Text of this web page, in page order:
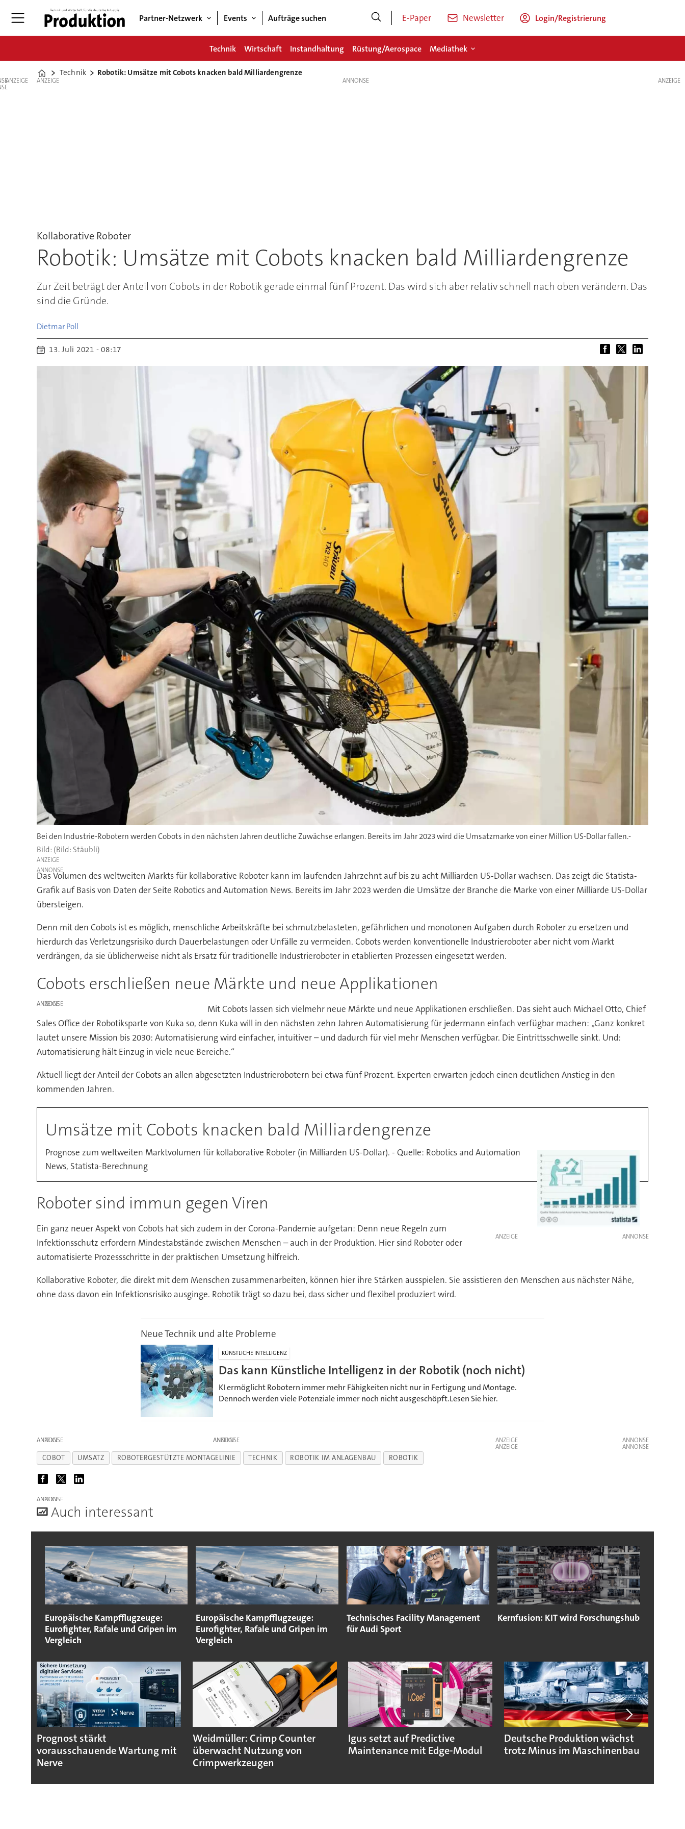
Partner-Netzwerk Events Aufträge suchen E-Paper Newsletter Login/Registrierung
Technik Wirtschaft Instandhaltung Rüstung/Aerospace Mediathek
Home
Technik Robotik: Umsätze mit Cobots knacken bald Milliardengrenze
ANZEIGE ANZEIGE
Kollaborative Roboter
Robotik: Umsätze mit Cobots knacken bald Milliardengrenze
Zur Zeit beträgt der Anteil von Cobots in der Robotik gerade einmal fünf Prozent. Das wird sich aber relativ schnell nach oben verändern. Das
sind die Gründe.
Dietmar Poll
13. Juli 2021 - 08:17
Bei den Industrie-Robotern werden Cobots in den nächsten Jahren deutliche Zuwächse erlangen. Bereits im Jahr 2023 wird die Umsatzmarke von einer Million US-Dollar fallen.-
(Bild: Stäubli)
ANZEIGE
Das Volumen des weltweiten Markts für kollaborative Roboter kann im laufenden Jahrzehnt auf bis zu acht Milliarden US-Dollar wachsen. Das zeigt die Statista-
Grafik auf Basis von Daten der Seite Robotics and Automation News. Bereits im Jahr 2023 werden die Umsätze der Branche die Marke von einer Milliarde US-Dollar
übersteigen.
Denn mit den Cobots ist es möglich, menschliche Arbeitskräfte bei schmutzbelasteten, gefährlichen und monotonen Aufgaben durch Roboter zu ersetzen und
hierdurch das Verletzungsrisiko durch Dauerbelastungen oder Unfälle zu vermeiden. Cobots werden konventionelle Industrieroboter aber nicht vom Markt
verdrängen, da sie üblicherweise nicht als Ersatz für traditionelle Industrieroboter in etablierten Prozessen eingesetzt werden.
Cobots erschließen neue Märkte und neue Applikationen
ANZEIGE
Mit Cobots lassen sich vielmehr neue Märkte und neue Applikationen erschließen. Das sieht auch Michael Otto, Chief
Sales Office der Robotiksparte von Kuka so, denn Kuka will in den nächsten zehn Jahren Automatisierung für jedermann einfach verfügbar machen: „Ganz konkret
lautet unsere Mission bis 2030: Automatisierung wird einfacher, intuitiver – und dadurch für viel mehr Menschen verfügbar. Die Eintrittsschwelle sinkt. Und:
Automatisierung hält Einzug in viele neue Bereiche.“
Aktuell liegt der Anteil der Cobots an allen abgesetzten Industrierobotern bei etwa fünf Prozent. Experten erwarten jedoch einen deutlichen Anstieg in den
kommenden Jahren.
Umsätze mit Cobots knacken bald Milliardengrenze
Prognose zum weltweiten Marktvolumen für kollaborative Roboter (in Milliarden US-Dollar). - Quelle: Robotics and Automation
News, Statista-Berechnung
Roboter sind immun gegen Viren
ANZEIGE
Ein ganz neuer Aspekt von Cobots hat sich zudem in der Corona-Pandemie aufgetan: Denn neue Regeln zum
Infektionsschutz erfordern Mindestabstände zwischen Menschen – auch in der Produktion. Hier sind Roboter oder
automatisierte Prozessschritte in der praktischen Umsetzung hilfreich.
Kollaborative Roboter, die direkt mit dem Menschen zusammenarbeiten, können hier ihre Stärken ausspielen. Sie assistieren den Menschen aus nächster Nähe,
ohne dass davon ein Infektionsrisiko ausginge. Robotik trägt so dazu bei, dass sicher und flexibel produziert wird.
Neue Technik und alte Probleme
KÜNSTLICHE INTELLIGENZ
Das kann Künstliche Intelligenz in der Robotik (noch nicht)
KI ermöglicht Robotern immer mehr Fähigkeiten nicht nur in Fertigung und Montage.
Dennoch werden viele Potenziale immer noch nicht ausgeschöpft.Lesen Sie hier.
ANZEIGE ANZEIGE
ANZEIGE
ANZEIGE
COBOT UMSATZ ROBOTERGESTÜTZTE MONTAGELINIE TECHNIK ROBOTIK IM ANLAGENBAU ROBOTIK
ANZEIGE
Auch interessant
Europäische Kampfflugzeuge:
Eurofighter, Rafale und Gripen im
Vergleich
Europäische Kampfflugzeuge:
Eurofighter, Rafale und Gripen im
Vergleich
Technisches Facility Management
für Audi Sport
Kernfusion: KIT wird Forschungshub
Prognost stärkt
vorausschauende Wartung mit
Nerve
Weidmüller: Crimp Counter
überwacht Nutzung von
Crimpwerkzeugen
Igus setzt auf Predictive
Maintenance mit Edge-Modul
Deutsche Produktion wächst
trotz Minus im Maschinenbau
ANZEIGE